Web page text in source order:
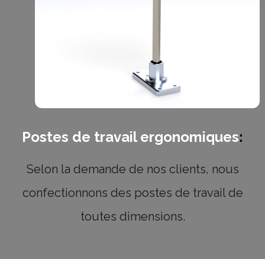
Postes de travail ergonomiques:
Selon la demande de nos clients, nous
confectionnons des postes de travail de
toutes dimensions.